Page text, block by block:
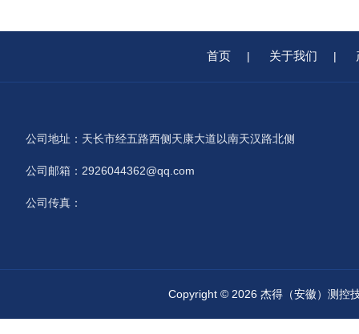
首页 | 关于我们 |
公司地址：天长市经五路西侧天康大道以南天汉路北侧
公司邮箱：2926044362@qq.com
公司传真：
Copyright © 2026 杰得（安徽）测